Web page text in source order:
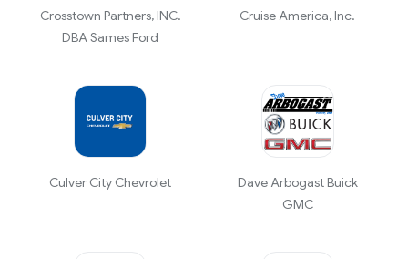
Crosstown Partners, INC.
DBA Sames Ford
Cruise America, Inc.
Culver City Chevrolet
Dave Arbogast Buick
GMC